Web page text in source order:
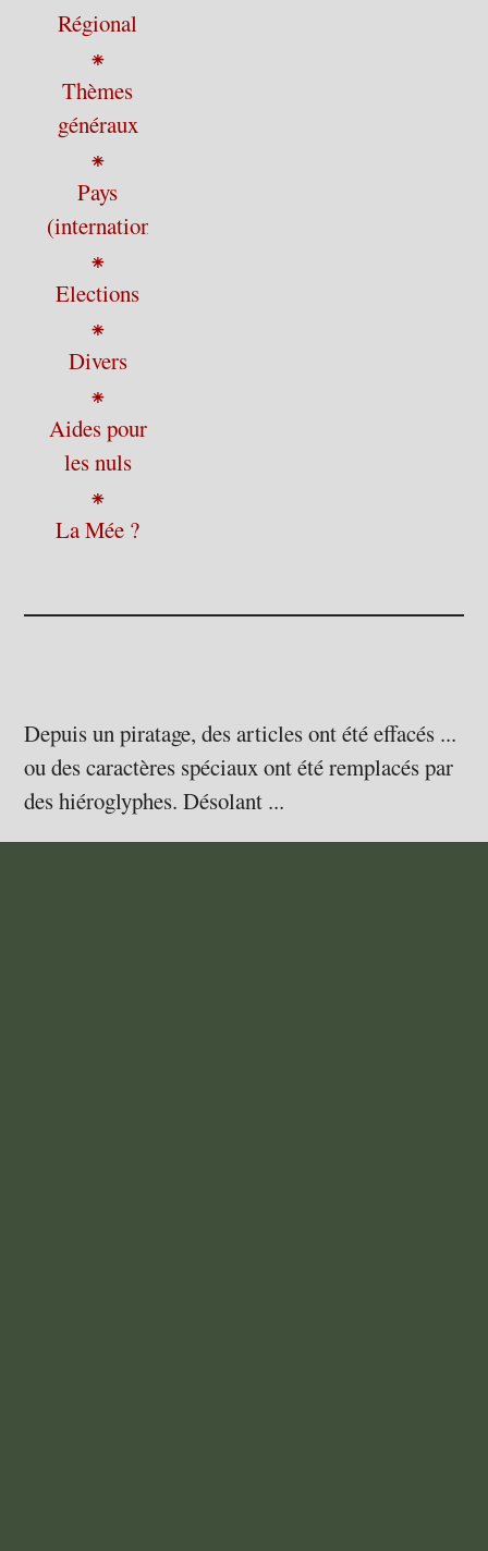
Régional
⁕
Thèmes
généraux
⁕
Pays
(international)
⁕
Elections
⁕
Divers
⁕
Aides pour
les nuls
⁕
La Mée ?
Depuis un piratage, des articles ont été effacés ...
ou des caractères spéciaux ont été remplacés par
des hiéroglyphes. Désolant ...